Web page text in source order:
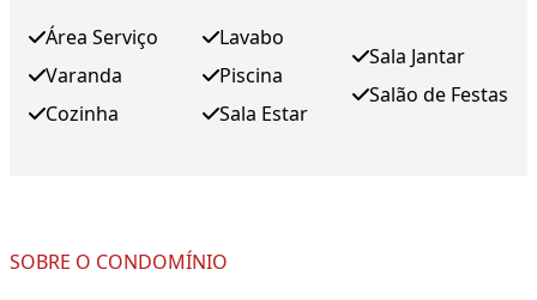
Área Serviço
Varanda
Cozinha
Lavabo
Piscina
Sala Estar
Sala Jantar
Salão de Festas
SOBRE O CONDOMÍNIO